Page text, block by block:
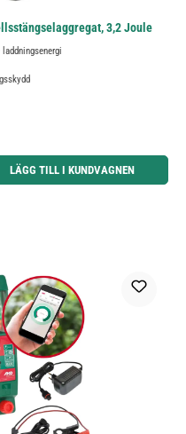
3,2 Joule
för att öka eller minska kvantiteten.
LÄGG TILL I KUNDVAGNEN